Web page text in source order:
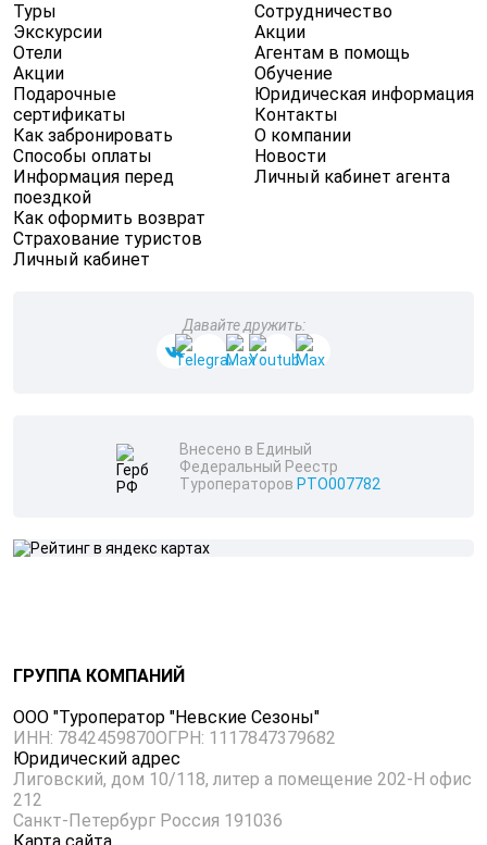
Туры
Экскурсии
Отели
Акции
Подарочные
сертификаты
Как забронировать
Способы оплаты
Информация перед
поездкой
Как оформить возврат
Страхование туристов
Личный кабинет
Сотрудничество
Акции
Агентам в помощь
Обучение
Юридическая информация
Контакты
О компании
Новости
Личный кабинет агента
ГРУППА КОМПАНИЙ
ООО "Туроператор "Невские Сезоны"
ИНН: 7842459870ОГРН: 1117847379682
Юридический адрес
Лиговский, дом 10/118, литер а помещение 202-Н офис
212
Санкт-Петербург Россия 191036
Давайте дружить:
Внесено в Единый
Федеральный Реестр
Туроператоров РТО007782